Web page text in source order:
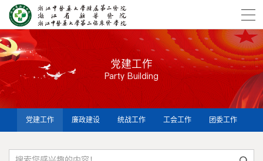
党建工作
Party Building
党建工作 廉政建设 统战工作 工会工作 团委工作